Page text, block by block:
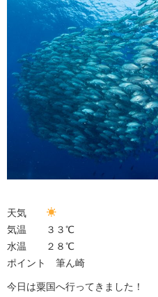
天気
気温 ３３℃
水温 ２８℃
ポイント 筆ん崎
今日は粟国へ行ってきました！